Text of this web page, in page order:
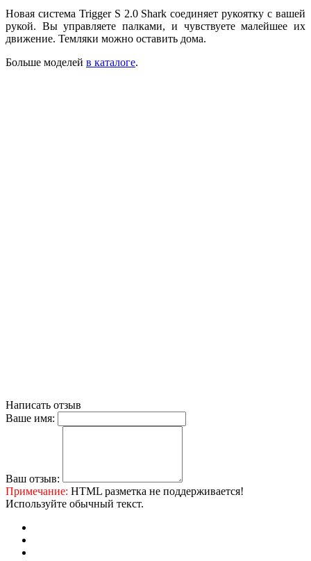
Новая система Trigger S 2.0 Shark соединяет рукоятку с вашей
рукой. Вы управляете палками, и чувствуете малейшее их
движение. Темляки можно оставить дома.
Больше моделей в каталоге.
Написать отзыв
Ваше имя:
Ваш отзыв:
Примечание: HTML разметка не поддерживается!
Используйте обычный текст.